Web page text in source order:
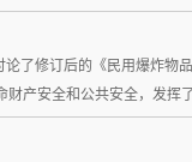
了修订后的《民用爆炸物
财产安全和公共安全，发挥